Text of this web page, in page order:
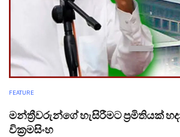
FEATURE
මන්ත්‍රීවරුන්ගේ හැසිරීමට ප්‍රමිතියක්
වික්‍රමසිංහ